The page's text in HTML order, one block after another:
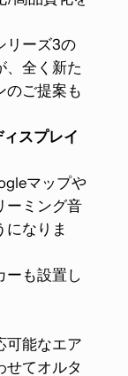
リーズ3の
、全く新た
のご提案も
スプレイ
マップや
ーミング音
になりま
ーも設置し
可能なエア
せてオルタ